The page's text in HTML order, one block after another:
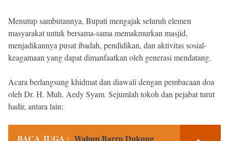
Menutup sambutannya, Bupati mengajak seluruh elemen
masyarakat untuk bersama-sama memakmurkan masjid,
menjadikannya pusat ibadah, pendidikan, dan aktivitas sosial-
keagamaan yang dapat dimanfaatkan oleh generasi mendatang.
Acara berlangsung khidmat dan diawali dengan pembacaan doa
oleh Dr. H. Muh. Aedy Syam. Sejumlah tokoh dan pejabat turut
hadir, antara lain:
BACA JUGA : Wabup Barru Dukung